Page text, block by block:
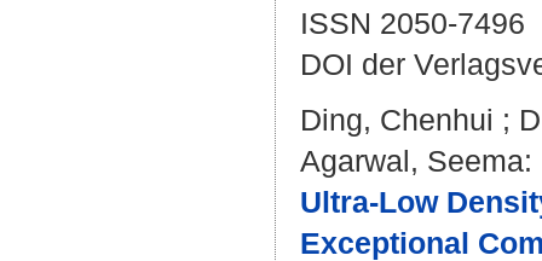
ISSN 2050-7496
DOI der
Ding, Chenhui ;
Agarwal, Seema:
Ultra‐Low
Exceptional